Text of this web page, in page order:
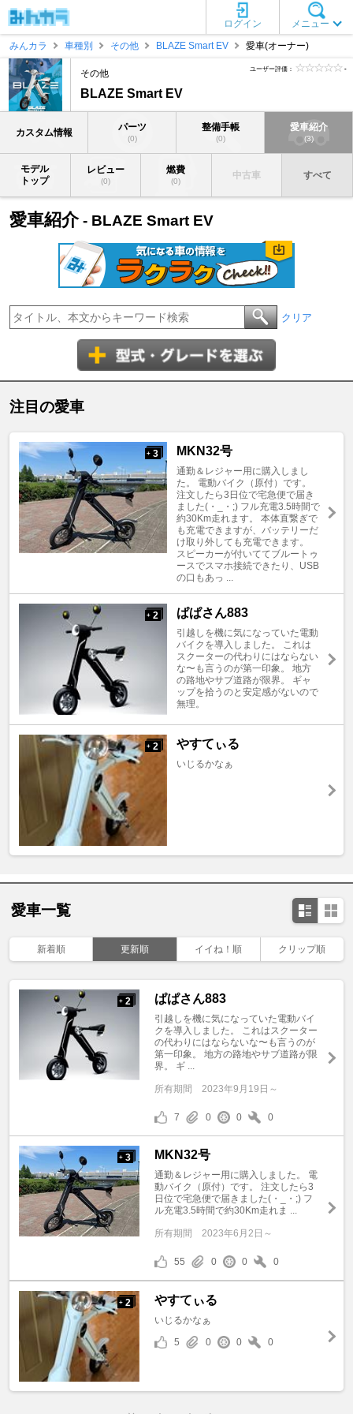
メニュー
ログイン
みんカラ
車種別 その他 BLAZE Smart EV 愛車(オーナー)
その他
BLAZE Smart EV
ユーザー評価： -
カスタム情報 パーツ
(0)
整備手帳
(0)
愛車紹介
(3)
モデル
トップ
レビュー
(0)
燃費
(0)
中古車 すべて
愛車紹介- BLAZE Smart EV
クリア
注目の愛車
+ 3 MKN32号
通勤＆レジャー用に購入しまし
た。 電動バイク（原付）です。
注文したら3日位で宅急便で届き
ました(・_・;) フル充電3.5時間で
約30Km走れます。 本体直繋ぎで
も充電できますが、バッテリーだ
け取り外しても充電できます。
スピーカーが付いててブルートゥ
ースでスマホ接続できたり、USB
の口もあっ ...
+ 2 ぱぱさん883
引越しを機に気になっていた電動
バイクを導入しました。 これは
スクーターの代わりにはならない
な〜も言うのが第一印象。 地方
の路地やサブ道路が限界。 ギャ
ップを拾うのと安定感がないので
無理。
+ 2 やすてぃる
いじるかなぁ
愛車一覧
新着順 更新順 イイね！順 クリップ順
+ 2 ぱぱさん883
引越しを機に気になっていた電動バイ
クを導入しました。 これはスクーター
の代わりにはならないな〜も言うのが
第一印象。 地方の路地やサブ道路が限
界。 ギ ...
所有期間 2023年9月19日～
7 0 0 0
+ 3 MKN32号
通勤＆レジャー用に購入しました。 電
動バイク（原付）です。 注文したら3
日位で宅急便で届きました(・_・;) フ
ル充電3.5時間で約30Km走れま ...
所有期間 2023年6月2日～
55 0 0 0
+ 2 やすてぃる
いじるかなぁ
5
0 0 0